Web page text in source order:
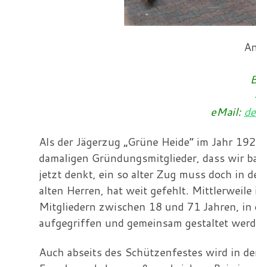
eMail:
Als der Jägerzug „Grüne Heide“ im Jahr
damaligen Gründungsmitglieder, dass wir
jetzt denkt, ein so alter Zug muss doch in
alten Herren, hat weit gefehlt.
Mitgliedern zwischen 18 und 71 Jahren,
aufgegriffen und gemeinsam gestaltet
Auch abseits des Schützenfestes wird in